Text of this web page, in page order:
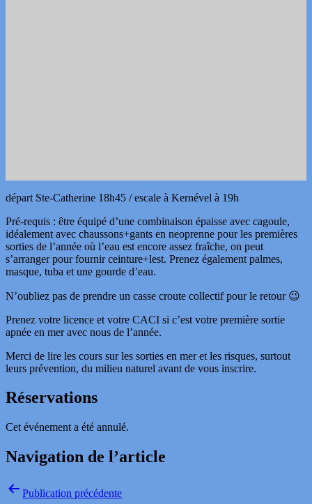
départ Ste-Catherine 18h45 / escale à Kernével à 19h
Pré-requis : être équipé d’une combinaison épaisse avec cagoule,
idéalement avec chaussons+gants en neoprenne pour les premières
sorties de l’année où l’eau est encore assez fraîche, on peut
s’arranger pour fournir ceinture+lest. Prenez également palmes,
masque, tuba et une gourde d’eau.
N’oubliez pas de prendre un casse croute collectif pour le retour 😉
Prenez votre licence et votre CACI si c’est votre première sortie
apnée en mer avec nous de l’année.
Merci de lire les cours sur les sorties en mer et les risques, surtout
leurs prévention, du milieu naturel avant de vous inscrire.
Réservations
Cet événement a été annulé.
Navigation de l’article
Publication précédente